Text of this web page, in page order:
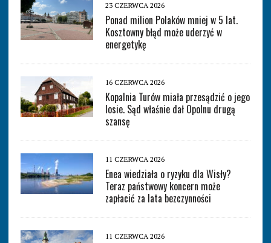
23 CZERWCA 2026
Ponad milion Polaków mniej w 5 lat.
Kosztowny błąd może uderzyć w
energetykę
16 CZERWCA 2026
Kopalnia Turów miała przesądzić o jego
losie. Sąd właśnie dał Opolnu drugą
szansę
11 CZERWCA 2026
Enea wiedziała o ryzyku dla Wisły?
Teraz państwowy koncern może
zapłacić za lata bezczynności
11 CZERWCA 2026